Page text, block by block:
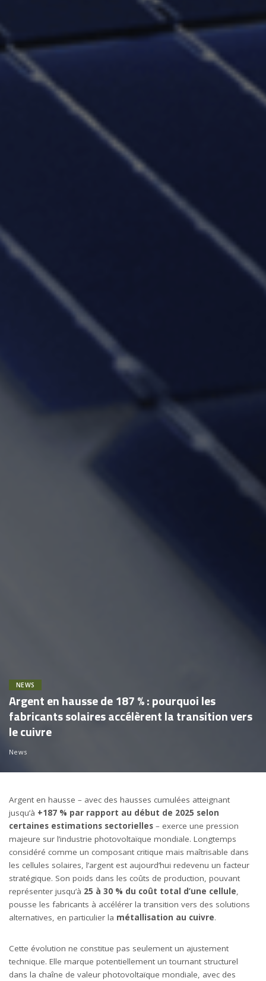
NEWS
Argent en hausse de 187 % : pourquoi les
fabricants solaires accélèrent la transition vers
le cuivre
News
Argent en hausse – avec des hausses cumulées atteignant
jusqu’à +187 % par rapport au début de 2025 selon
certaines estimations sectorielles – exerce une pression
majeure sur l’industrie photovoltaïque mondiale. Longtemps
considéré comme un composant critique mais maîtrisable dans
les cellules solaires, l’argent est aujourd’hui redevenu un facteur
stratégique. Son poids dans les coûts de production, pouvant
représenter jusqu’à 25 à 30 % du coût total d’une cellule
pousse les fabricants à accélérer la transition vers des solutions
alternatives, en particulier la métallisation au cuivre.
Cette évolution ne constitue pas seulement un ajustement
technique. Elle marque potentiellement un tournant structurel
dans la chaîne de valeur photovoltaïque mondiale, avec des